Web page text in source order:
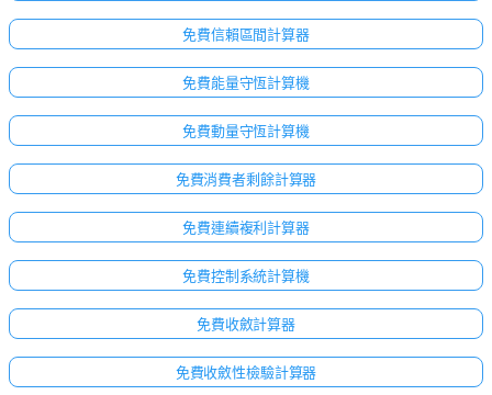
免費信賴區間計算器
免費能量守恆計算機
免費動量守恆計算機
免費消費者剩餘計算器
免費連續複利計算器
免費控制系統計算機
免費收斂計算器
免費收斂性檢驗計算器